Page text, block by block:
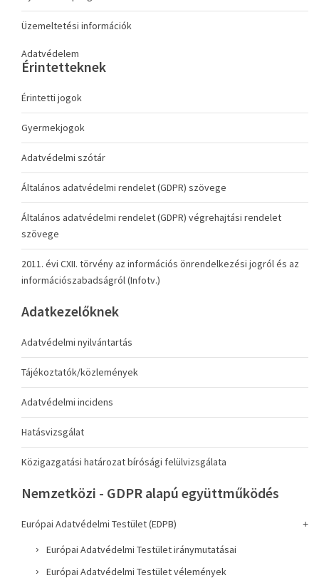
Üzemeltetési információk
Adatvédelem
Érintetteknek
Érintetti jogok
Gyermekjogok
Adatvédelmi szótár
Általános adatvédelmi rendelet (GDPR) szövege
Általános adatvédelmi rendelet (GDPR) végrehajtási rendelet
szövege
2011. évi CXII. törvény az információs önrendelkezési jogról és az
információszabadságról (Infotv.)
Adatkezelőknek
Adatvédelmi nyilvántartás
Tájékoztatók/közlemények
Adatvédelmi incidens
Hatásvizsgálat
Közigazgatási határozat bírósági felülvizsgálata
Nemzetközi - GDPR alapú együttműködés
Európai Adatvédelmi Testület (EDPB)
Európai Adatvédelmi Testület iránymutatásai
Európai Adatvédelmi Testület vélemények